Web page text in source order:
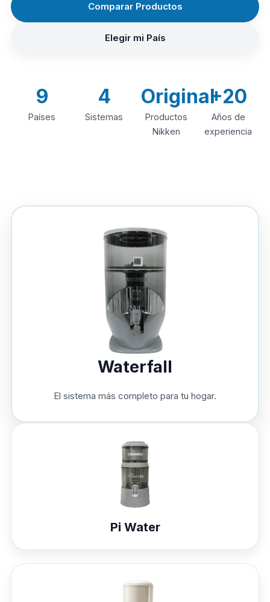
Comparar Productos
Elegir mi País
9
Países
4
Sistemas
Original
Productos
Nikken
+20
Años de
experiencia
Waterfall
El sistema más completo para tu hogar.
Pi Water